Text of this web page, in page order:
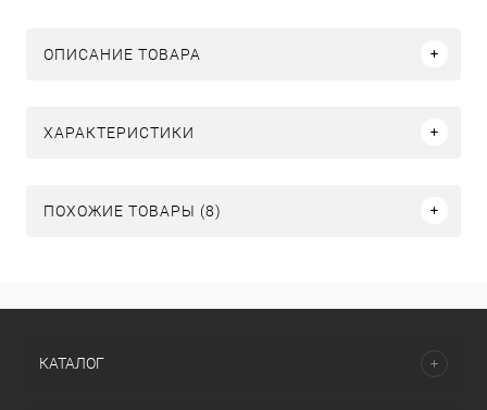
ОПИСАНИЕ ТОВАРА
ХАРАКТЕРИСТИКИ
ПОХОЖИЕ ТОВАРЫ (8)
КАТАЛОГ